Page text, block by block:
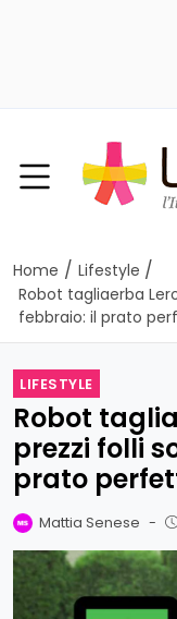
Home / Lifestyle /
Robot tagliaerba
febbraio: il prato
LIFESTYLE
Robot
prezzi folli
prato
Mattia Senese -